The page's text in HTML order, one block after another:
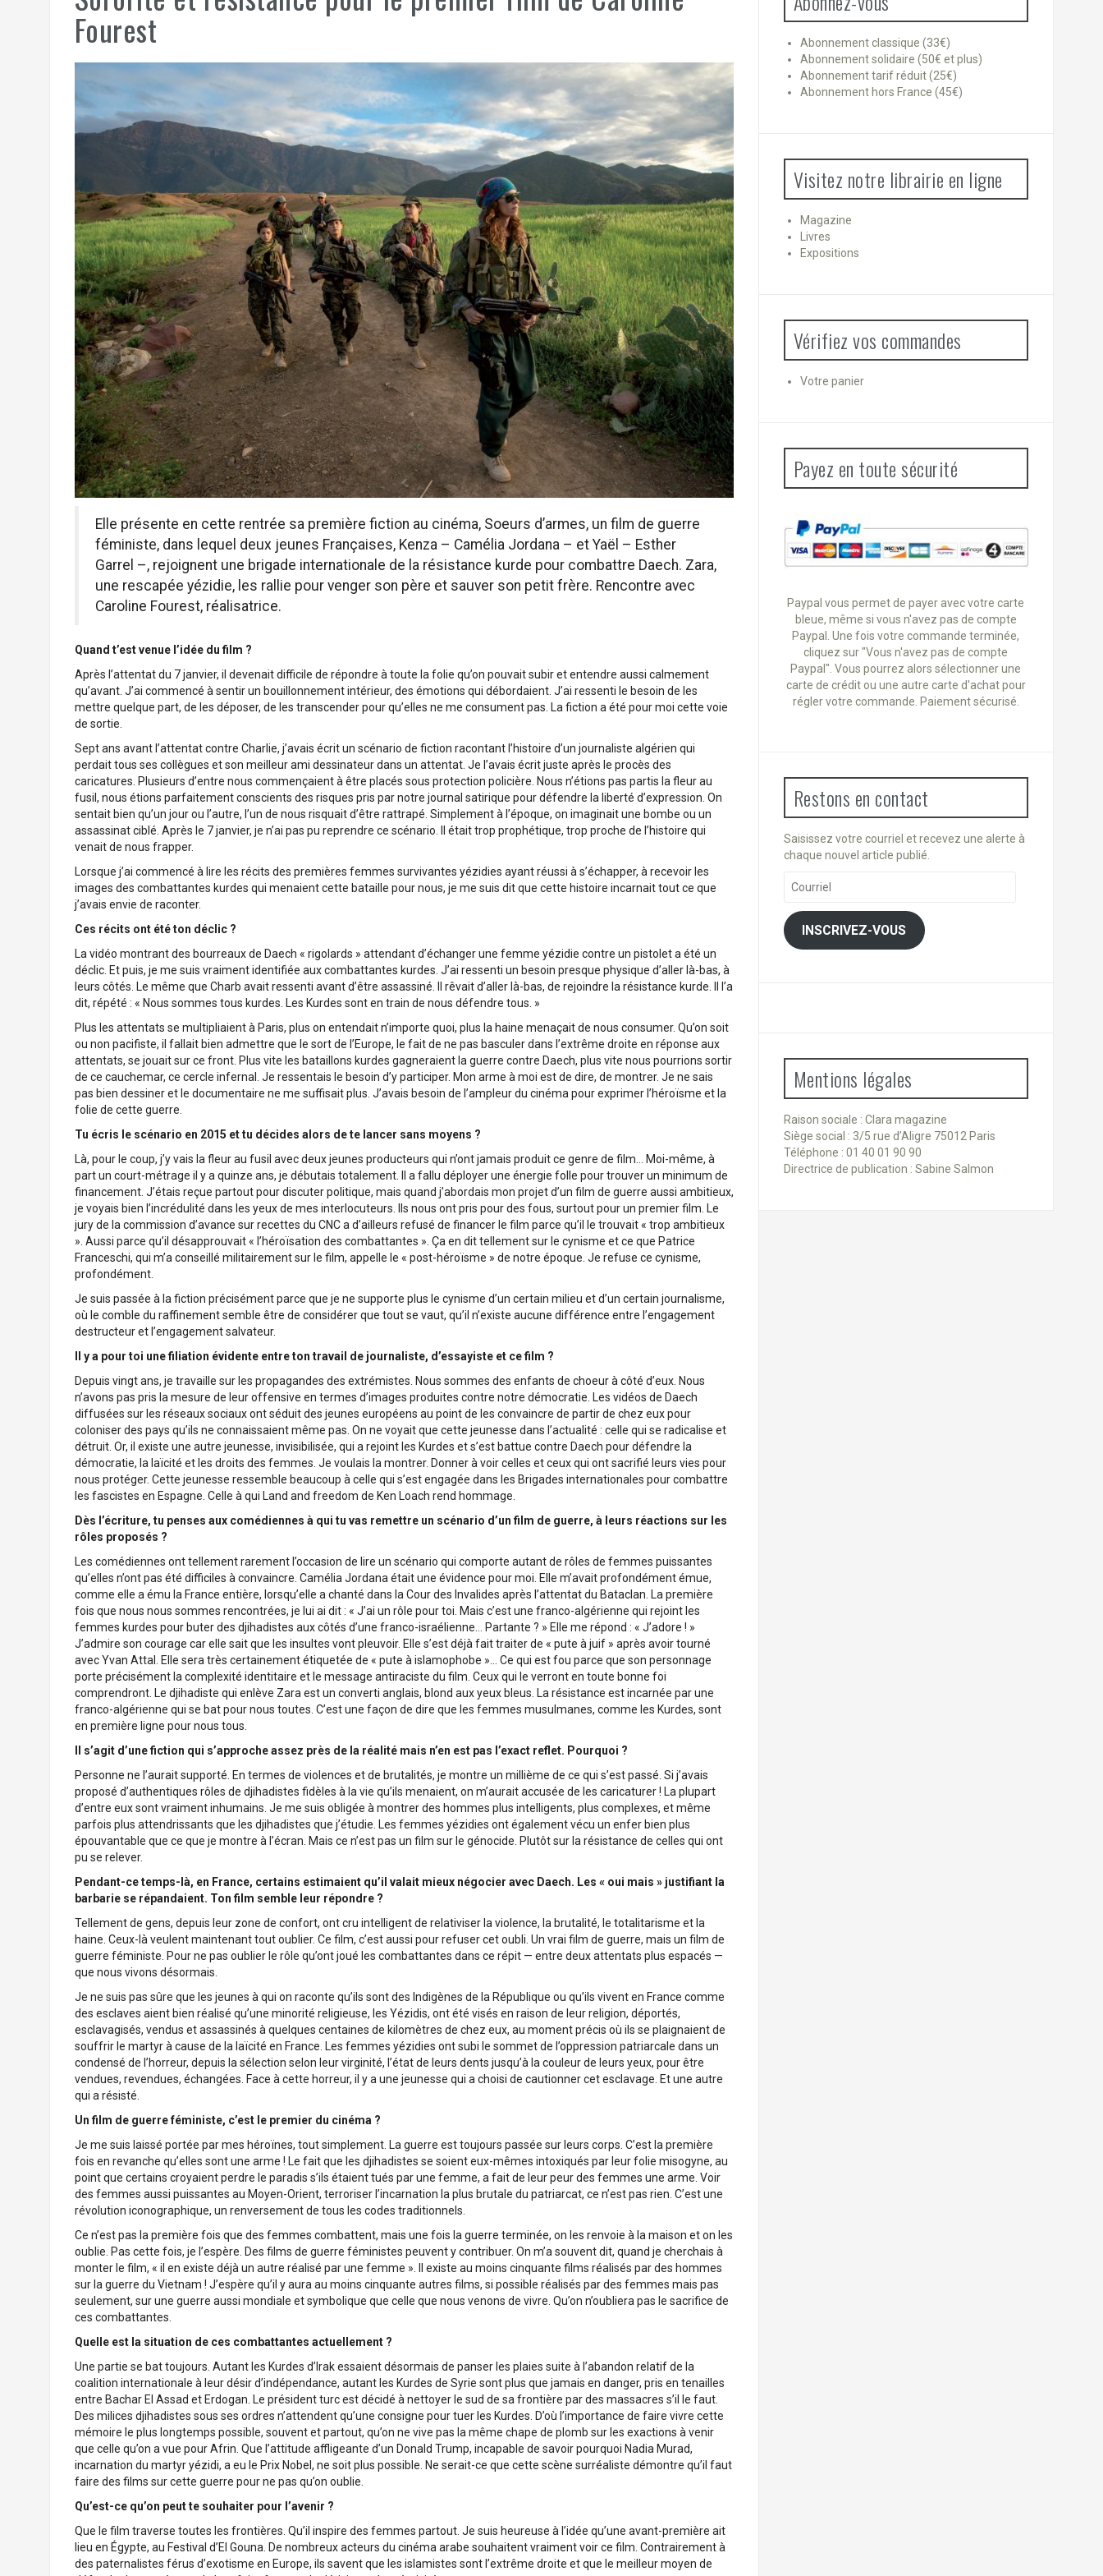
Fourest
Elle présente en cette rentrée sa première fiction au cinéma, Soeurs d’armes, un film de guerre
féministe, dans lequel deux jeunes Françaises, Kenza – Camélia Jordana – et Yaël – Esther
Garrel –, rejoignent une brigade internationale de la résistance kurde pour combattre Daech. Zara,
une rescapée yézidie, les rallie pour venger son père et sauver son petit frère. Rencontre avec
Caroline Fourest, réalisatrice.
Quand t’est venue l’idée du film ?
Après l’attentat du 7 janvier, il devenait difficile de répondre à toute la folie qu’on pouvait subir et entendre aussi calmement
qu’avant. J’ai commencé à sentir un bouillonnement intérieur, des émotions qui débordaient. J’ai ressenti le besoin de les
mettre quelque part, de les déposer, de les transcender pour qu’elles ne me consument pas. La fiction a été pour moi cette voie
de sortie.
Sept ans avant l’attentat contre Charlie, j’avais écrit un scénario de fiction racontant l’histoire d’un journaliste algérien qui
perdait tous ses collègues et son meilleur ami dessinateur dans un attentat. Je l’avais écrit juste après le procès des
caricatures. Plusieurs d’entre nous commençaient à être placés sous protection policière. Nous n’étions pas partis la fleur au
fusil, nous étions parfaitement conscients des risques pris par notre journal satirique pour défendre la liberté d’expression. On
sentait bien qu’un jour ou l’autre, l’un de nous risquait d’être rattrapé. Simplement à l’époque, on imaginait une bombe ou un
assassinat ciblé. Après le 7 janvier, je n’ai pas pu reprendre ce scénario. Il était trop prophétique, trop proche de l’histoire qui
venait de nous frapper.
Lorsque j’ai commencé à lire les récits des premières femmes survivantes yézidies ayant réussi à s’échapper, à recevoir les
images des combattantes kurdes qui menaient cette bataille pour nous, je me suis dit que cette histoire incarnait tout ce que
j’avais envie de raconter.
Ces récits ont été ton déclic ?
La vidéo montrant des bourreaux de Daech « rigolards » attendant d’échanger une femme yézidie contre un pistolet a été un
déclic. Et puis, je me suis vraiment identifiée aux combattantes kurdes. J’ai ressenti un besoin presque physique d’aller là-bas, à
leurs côtés. Le même que Charb avait ressenti avant d’être assassiné. Il rêvait d’aller là-bas, de rejoindre la résistance kurde. Il l’a
dit, répété : « Nous sommes tous kurdes. Les Kurdes sont en train de nous défendre tous. »
Plus les attentats se multipliaient à Paris, plus on entendait n’importe quoi, plus la haine menaçait de nous consumer. Qu’on soit
ou non pacifiste, il fallait bien admettre que le sort de l’Europe, le fait de ne pas basculer dans l’extrême droite en réponse aux
attentats, se jouait sur ce front. Plus vite les bataillons kurdes gagneraient la guerre contre Daech, plus vite nous pourrions sortir
de ce cauchemar, ce cercle infernal. Je ressentais le besoin d’y participer. Mon arme à moi est de dire, de montrer. Je ne sais
pas bien dessiner et le documentaire ne me suffisait plus. J’avais besoin de l’ampleur du cinéma pour exprimer l’héroïsme et la
folie de cette guerre.
Tu écris le scénario en 2015 et tu décides alors de te lancer sans moyens ?
Là, pour le coup, j’y vais la fleur au fusil avec deux jeunes producteurs qui n’ont jamais produit ce genre de film… Moi-même, à
part un court-métrage il y a quinze ans, je débutais totalement. Il a fallu déployer une énergie folle pour trouver un minimum de
financement. J’étais reçue partout pour discuter politique, mais quand j’abordais mon projet d’un film de guerre aussi ambitieux,
je voyais bien l’incrédulité dans les yeux de mes interlocuteurs. Ils nous ont pris pour des fous, surtout pour un premier film. Le
jury de la commission d’avance sur recettes du CNC a d’ailleurs refusé de financer le film parce qu’il le trouvait « trop ambitieux
». Aussi parce qu’il désapprouvait « l’héroïsation des combattantes ». Ça en dit tellement sur le cynisme et ce que Patrice
Franceschi, qui m’a conseillé militairement sur le film, appelle le « post-héroïsme » de notre époque. Je refuse ce cynisme,
profondément.
Je suis passée à la fiction précisément parce que je ne supporte plus le cynisme d’un certain milieu et d’un certain journalisme,
où le comble du raffinement semble être de considérer que tout se vaut, qu’il n’existe aucune différence entre l’engagement
destructeur et l’engagement salvateur.
Il y a pour toi une filiation évidente entre ton travail de journaliste, d’essayiste et ce film ?
Depuis vingt ans, je travaille sur les propagandes des extrémistes. Nous sommes des enfants de choeur à côté d’eux. Nous
n’avons pas pris la mesure de leur offensive en termes d’images produites contre notre démocratie. Les vidéos de Daech
diffusées sur les réseaux sociaux ont séduit des jeunes européens au point de les convaincre de partir de chez eux pour
coloniser des pays qu’ils ne connaissaient même pas. On ne voyait que cette jeunesse dans l’actualité : celle qui se radicalise et
détruit. Or, il existe une autre jeunesse, invisibilisée, qui a rejoint les Kurdes et s’est battue contre Daech pour défendre la
démocratie, la laïcité et les droits des femmes. Je voulais la montrer. Donner à voir celles et ceux qui ont sacrifié leurs vies pour
nous protéger. Cette jeunesse ressemble beaucoup à celle qui s’est engagée dans les Brigades internationales pour combattre
les fascistes en Espagne. Celle à qui Land and freedom de Ken Loach rend hommage.
Dès l’écriture, tu penses aux comédiennes à qui tu vas remettre un scénario d’un film de guerre, à leurs réactions sur les
rôles proposés ?
Les comédiennes ont tellement rarement l’occasion de lire un scénario qui comporte autant de rôles de femmes puissantes
qu’elles n’ont pas été difficiles à convaincre. Camélia Jordana était une évidence pour moi. Elle m’avait profondément émue,
comme elle a ému la France entière, lorsqu’elle a chanté dans la Cour des Invalides après l’attentat du Bataclan. La première
fois que nous nous sommes rencontrées, je lui ai dit : « J’ai un rôle pour toi. Mais c’est une franco-algérienne qui rejoint les
femmes kurdes pour buter des djihadistes aux côtés d’une franco-israélienne… Partante ? » Elle me répond : « J’adore ! »
J’admire son courage car elle sait que les insultes vont pleuvoir. Elle s’est déjà fait traiter de « pute à juif » après avoir tourné
avec Yvan Attal. Elle sera très certainement étiquetée de « pute à islamophobe »… Ce qui est fou parce que son personnage
porte précisément la complexité identitaire et le message antiraciste du film. Ceux qui le verront en toute bonne foi
comprendront. Le djihadiste qui enlève Zara est un converti anglais, blond aux yeux bleus. La résistance est incarnée par une
franco-algérienne qui se bat pour nous toutes. C’est une façon de dire que les femmes musulmanes, comme les Kurdes, sont
en première ligne pour nous tous.
Il s’agit d’une fiction qui s’approche assez près de la réalité mais n’en est pas l’exact reflet. Pourquoi ?
Personne ne l’aurait supporté. En termes de violences et de brutalités, je montre un millième de ce qui s’est passé. Si j’avais
proposé d’authentiques rôles de djihadistes fidèles à la vie qu’ils menaient, on m’aurait accusée de les caricaturer ! La plupart
d’entre eux sont vraiment inhumains. Je me suis obligée à montrer des hommes plus intelligents, plus complexes, et même
parfois plus attendrissants que les djihadistes que j’étudie. Les femmes yézidies ont également vécu un enfer bien plus
épouvantable que ce que je montre à l’écran. Mais ce n’est pas un film sur le génocide. Plutôt sur la résistance de celles qui ont
pu se relever.
Pendant-ce temps-là, en France, certains estimaient qu’il valait mieux négocier avec Daech. Les « oui mais » justifiant la
barbarie se répandaient. Ton film semble leur répondre ?
Tellement de gens, depuis leur zone de confort, ont cru intelligent de relativiser la violence, la brutalité, le totalitarisme et la
haine. Ceux-là veulent maintenant tout oublier. Ce film, c’est aussi pour refuser cet oubli. Un vrai film de guerre, mais un film de
guerre féministe. Pour ne pas oublier le rôle qu’ont joué les combattantes dans ce répit — entre deux attentats plus espacés —
que nous vivons désormais.
Je ne suis pas sûre que les jeunes à qui on raconte qu’ils sont des Indigènes de la République ou qu’ils vivent en France comme
des esclaves aient bien réalisé qu’une minorité religieuse, les Yézidis, ont été visés en raison de leur religion, déportés,
esclavagisés, vendus et assassinés à quelques centaines de kilomètres de chez eux, au moment précis où ils se plaignaient de
souffrir le martyr à cause de la laïcité en France. Les femmes yézidies ont subi le sommet de l’oppression patriarcale dans un
condensé de l’horreur, depuis la sélection selon leur virginité, l’état de leurs dents jusqu’à la couleur de leurs yeux, pour être
vendues, revendues, échangées. Face à cette horreur, il y a une jeunesse qui a choisi de cautionner cet esclavage. Et une autre
qui a résisté.
Un film de guerre féministe, c’est le premier du cinéma ?
Je me suis laissé portée par mes héroïnes, tout simplement. La guerre est toujours passée sur leurs corps. C’est la première
fois en revanche qu’elles sont une arme ! Le fait que les djihadistes se soient eux-mêmes intoxiqués par leur folie misogyne, au
point que certains croyaient perdre le paradis s’ils étaient tués par une femme, a fait de leur peur des femmes une arme. Voir
des femmes aussi puissantes au Moyen-Orient, terroriser l’incarnation la plus brutale du patriarcat, ce n’est pas rien. C’est une
révolution iconographique, un renversement de tous les codes traditionnels.
Ce n’est pas la première fois que des femmes combattent, mais une fois la guerre terminée, on les renvoie à la maison et on les
oublie. Pas cette fois, je l’espère. Des films de guerre féministes peuvent y contribuer. On m’a souvent dit, quand je cherchais à
monter le film, « il en existe déjà un autre réalisé par une femme ». Il existe au moins cinquante films réalisés par des hommes
sur la guerre du Vietnam ! J’espère qu’il y aura au moins cinquante autres films, si possible réalisés par des femmes mais pas
seulement, sur une guerre aussi mondiale et symbolique que celle que nous venons de vivre. Qu’on n’oubliera pas le sacrifice de
ces combattantes.
Quelle est la situation de ces combattantes actuellement ?
Une partie se bat toujours. Autant les Kurdes d’Irak essaient désormais de panser les plaies suite à l’abandon relatif de la
coalition internationale à leur désir d’indépendance, autant les Kurdes de Syrie sont plus que jamais en danger, pris en tenailles
entre Bachar El Assad et Erdogan. Le président turc est décidé à nettoyer le sud de sa frontière par des massacres s’il le faut.
Des milices djihadistes sous ses ordres n’attendent qu’une consigne pour tuer les Kurdes. D’où l’importance de faire vivre cette
mémoire le plus longtemps possible, souvent et partout, qu’on ne vive pas la même chape de plomb sur les exactions à venir
que celle qu’on a vue pour Afrin. Que l’attitude affligeante d’un Donald Trump, incapable de savoir pourquoi Nadia Murad,
incarnation du martyr yézidi, a eu le Prix Nobel, ne soit plus possible. Ne serait-ce que cette scène surréaliste démontre qu’il faut
faire des films sur cette guerre pour ne pas qu’on oublie.
Qu’est-ce qu’on peut te souhaiter pour l’avenir ?
Que le film traverse toutes les frontières. Qu’il inspire des femmes partout. Je suis heureuse à l’idée qu’une avant-première ait
lieu en Égypte, au Festival d’El Gouna. De nombreux acteurs du cinéma arabe souhaitent vraiment voir ce film. Contrairement à
des paternalistes férus d’exotisme en Europe, ils savent que les islamistes sont l’extrême droite et que le meilleur moyen de
Abonnement classique (33€)
Abonnement solidaire (50€ et plus)
Abonnement tarif réduit (25€)
Abonnement hors France (45€)
Visitez notre librairie en ligne
Magazine
Livres
Expositions
Vérifiez vos commandes
Votre panier
Payez en toute sécurité
Paypal vous permet de payer avec votre carte
bleue, même si vous n'avez pas de compte
Paypal. Une fois votre commande terminée,
cliquez sur "Vous n'avez pas de compte
Paypal". Vous pourrez alors sélectionner une
carte de crédit ou une autre carte d'achat pour
régler votre commande. Paiement sécurisé.
Restons en contact
Saisissez votre courriel et recevez une alerte à
chaque nouvel article publié.
Courriel
INSCRIVEZ-VOUS
Mentions légales
Raison sociale : Clara magazine
Siège social : 3/5 rue d’Aligre 75012 Paris
Téléphone : 01 40 01 90 90
Directrice de publication : Sabine Salmon